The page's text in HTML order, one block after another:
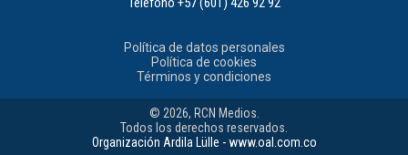
Política de datos personales
Política de cookies
Términos y condiciones
© 2026, RCN Medios.
Todos los derechos reservados.
Organización Ardila Lülle - www.oal.com.co